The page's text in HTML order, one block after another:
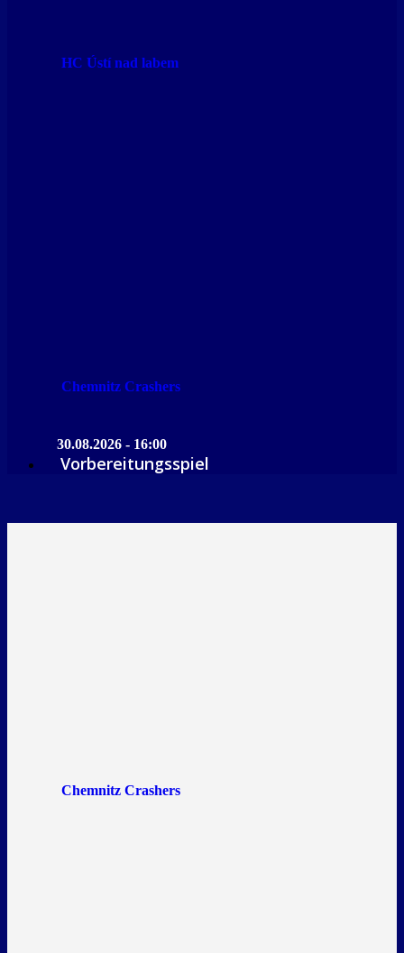
HC Ústí nad labem
Chemnitz Crashers
30.08.2026 - 16:00
Vorbereitungsspiel
Chemnitz Crashers